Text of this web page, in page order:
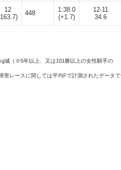
12
448
1:38.0
(+1.7)
12-11
34.6
減（※5年以上、又は101勝以上の女性騎手の
レースに関しては平均Fで計測されたデータで